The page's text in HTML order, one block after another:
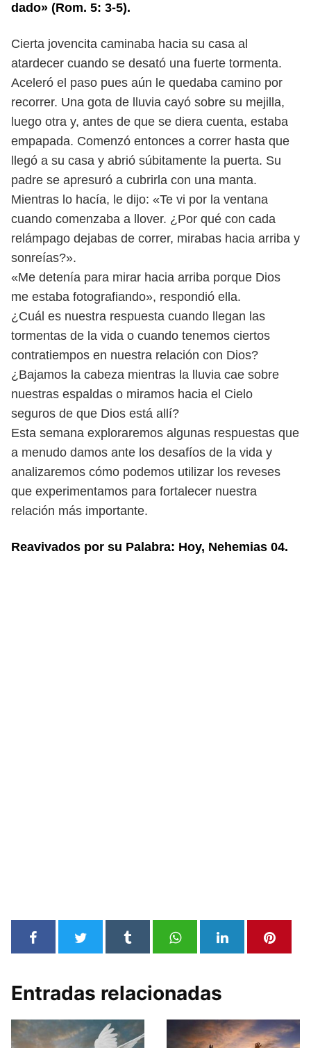
dado» (Rom. 5: 3-5).
Cierta jovencita caminaba hacia su casa al
atardecer cuando se desató una fuerte tormenta.
Aceleró el paso pues aún le quedaba camino por
recorrer. Una gota de lluvia cayó sobre su mejilla,
luego otra y, antes de que se diera cuenta, estaba
empapada. Comenzó entonces a correr hasta que
llegó a su casa y abrió súbitamente la puerta. Su
padre se apresuró a cubrirla con una manta.
Mientras lo hacía, le dijo: «Te vi por la ventana
cuando comenzaba a llover. ¿Por qué con cada
relámpago dejabas de correr, mirabas hacia arriba y
sonreías?».
«Me detenía para mirar hacia arriba porque Dios
me estaba fotografiando», respondió ella.
¿Cuál es nuestra respuesta cuando llegan las
tormentas de la vida o cuando tenemos ciertos
contratiempos en nuestra relación con Dios?
¿Bajamos la cabeza mientras la lluvia cae sobre
nuestras espaldas o miramos hacia el Cielo
seguros de que Dios está allí?
Esta semana exploraremos algunas respuestas que
a menudo damos ante los desafíos de la vida y
analizaremos cómo podemos utilizar los reveses
que experimentamos para fortalecer nuestra
relación más importante.
Reavivados por su Palabra: Hoy, Nehemias 04.
Entradas relacionadas